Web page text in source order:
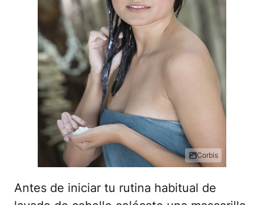
Corbis
Antes de iniciar tu rutina habitual de